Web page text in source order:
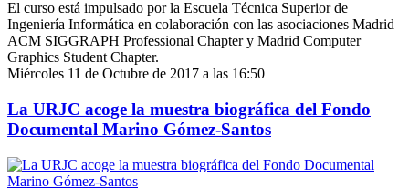
El curso está impulsado por la Escuela Técnica Superior de
Ingeniería Informática en colaboración con las asociaciones Madrid
ACM SIGGRAPH Professional Chapter y Madrid Computer
Graphics Student Chapter.
Miércoles 11 de Octubre de 2017 a las 16:50
La URJC acoge la muestra biográfica del Fondo
Documental Marino Gómez-Santos